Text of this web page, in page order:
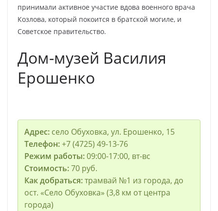
принимали активное участие вдова военного врача
Козлова, который покоится в братской могиле, и
Советское правительство.
Дом-музей Василия
Ерошенко
Адрес:село Обуховка, ул. Ерошенко, 15
Телефон:+7 (4725) 49-13-76
Режим работы:09:00-17:00, вт-вс
Стоимость:70 руб.
Как добраться:трамвай №1 из города, до
ост. «Село Обуховка» (3,8 км от центра
города)